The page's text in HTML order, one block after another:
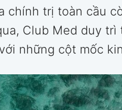
chính trị toàn cầu
Club Med duy
những cột mốc